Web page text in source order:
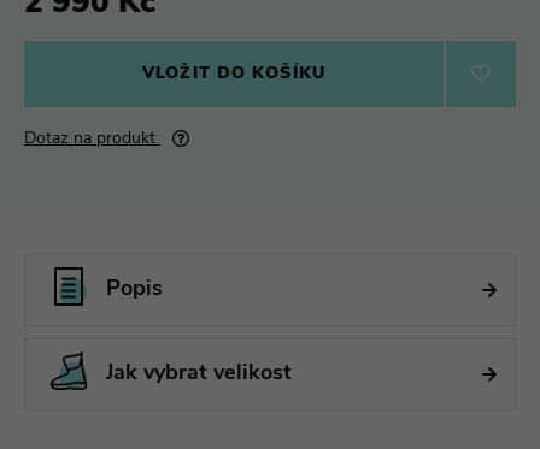
VLOŽIT DO KOŠÍKU
Dotaz na produkt
Popis
Jak vybrat velikost